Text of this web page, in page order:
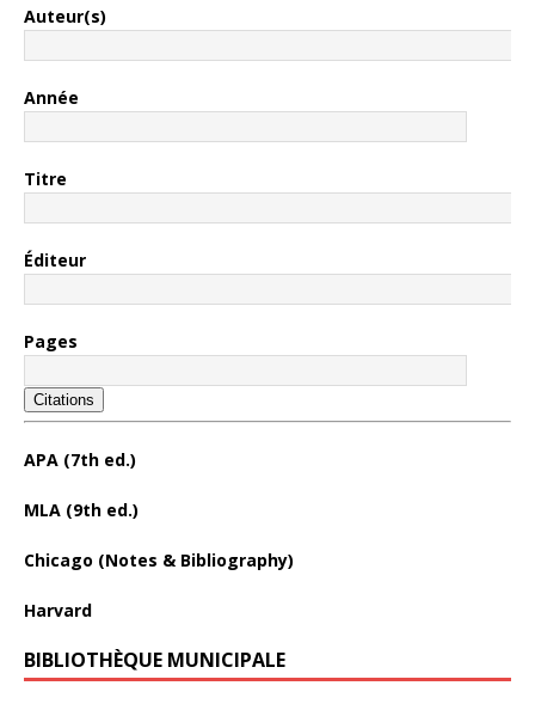
Auteur(s)
Année
Titre
Éditeur
Pages
Citations
APA (7th ed.)
MLA (9th ed.)
Chicago (Notes & Bibliography)
Harvard
BIBLIOTHÈQUE MUNICIPALE